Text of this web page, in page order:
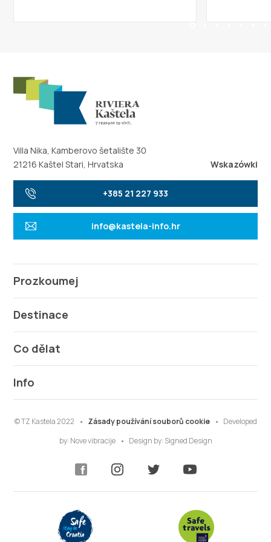
Villa Nika, Kamberovo šetalište 30
21216 Kaštel Stari, Hrvatska
Wskazówki
+385 21 227 933
info@kastela-info.hr
Prozkoumej
Destinace
Co dělat
Info
© TZ Kastela 2022 Zásady používání souborů cookie
Developed
by: Nove vibracije Design by: Signed Design